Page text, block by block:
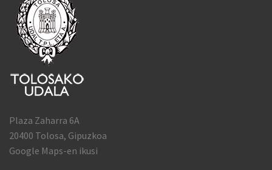
Plaza Zaharra 6A
20400 Tolosa, Gipuzkoa
Google Maps-en ikusi